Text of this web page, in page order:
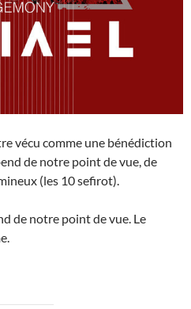
vécu comme une bénédiction
de notre point de vue, de
(les 10 sefirot).
de notre point de vue. Le